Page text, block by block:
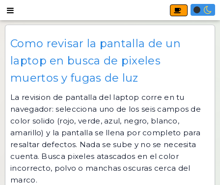
Como revisar la pantalla de un
laptop en busca de pixeles
muertos y fugas de luz
La revision de pantalla del laptop corre en tu
navegador: selecciona uno de los seis campos de
color solido (rojo, verde, azul, negro, blanco,
amarillo) y la pantalla se llena por completo para
resaltar defectos. Nada se sube y no se necesita
cuenta. Busca pixeles atascados en el color
incorrecto, polvo o manchas oscuras cerca del
marco.